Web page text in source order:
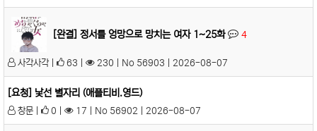
[완결] 정서를 엉망으로 망치는 여자 1~25화 4
사각사각 | 63 | 230 | No 56903 | 2026-08-07
[요청] 낯선 별자리 (애플티비.영드)
창문 | 0 | 17 | No 56902 | 2026-08-07